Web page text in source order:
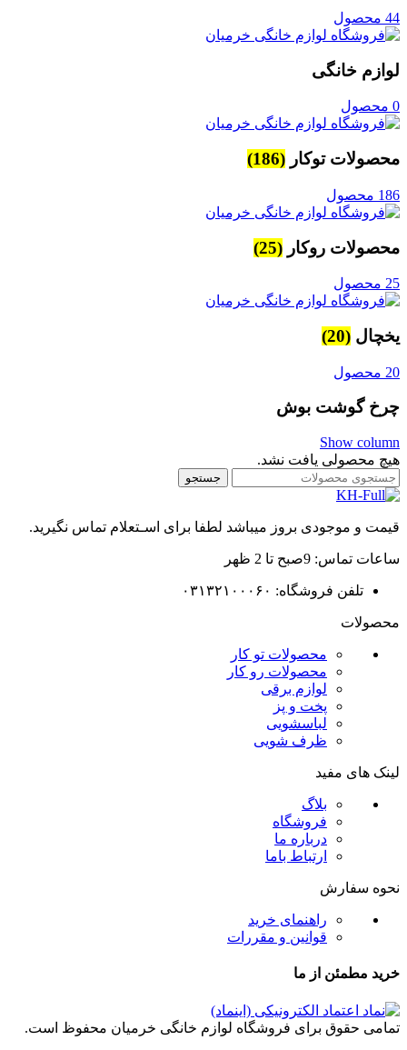
44 محصول
لوازم خانگی
0 محصول
محصولات توکار (186)
186 محصول
محصولات روکار (25)
25 محصول
یخچال (20)
20 محصول
چرخ گوشت بوش
Show column
هیچ محصولی یافت نشد.
جستجو
قیمت و موجودی بروز میباشد لطفا برای اسـتعلام تماس نگیرید.
ساعات تماس: 9صبح تا 2 ظهر
تلفن فروشگاه: ۰۳۱۳۲۱۰۰۰۶۰
محصولات
محصولات تو کار
محصولات رو کار
لوازم برقی
پخت و پز
لباسشویی
ظرف شویی
لینک های مفید
بلاگ
فروشگاه
درباره ما
ارتباط باما
نحوه سفارش
راهنمای خرید
قوانین و مقررات
خرید مطمئن از ما
تمامی حقوق برای فروشگاه لوازم خانگی خرمیان محفوظ است.